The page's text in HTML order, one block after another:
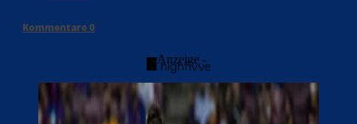
Kommentare0
- Anzeige -